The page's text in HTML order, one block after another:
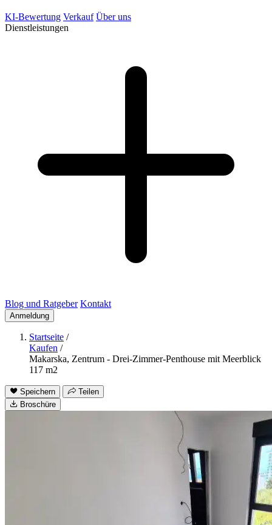
KI-Bewertung Verkauf Über uns
Dienstleistungen
Blog und Ratgeber Kontakt
Anmeldung
Startseite /
Kaufen /
Makarska, Zentrum - Drei-Zimmer-Penthouse mit Meerblick
117 m2
Speichern
Teilen
Broschüre